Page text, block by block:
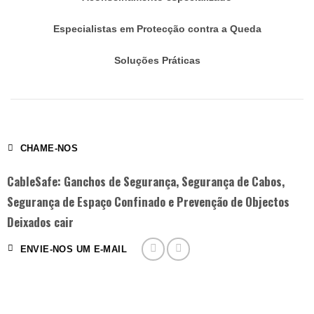
Especialistas em Protecção contra a Queda
Soluções Práticas
CHAME-NOS
CableSafe: Ganchos de Segurança, Segurança de Cabos,
Segurança de Espaço Confinado e Prevenção de Objectos
Deixados cair
ENVIE-NOS UM E-MAIL